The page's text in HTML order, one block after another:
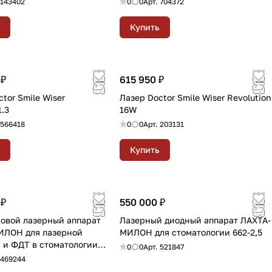
Купить
Smile Wiser
566418
615 950 ₽
Лазер Doctor Smile Wiser Revolution
16W
0 0Арт. 203131
Купить
лазерный аппарат
для лазерной
и ФДТ в стоматологии
12
469244
550 000 ₽
Лазерный диодный аппарат ЛАХТА-
МИЛОН для стоматологии 662-2,5
0 0Арт. 521847